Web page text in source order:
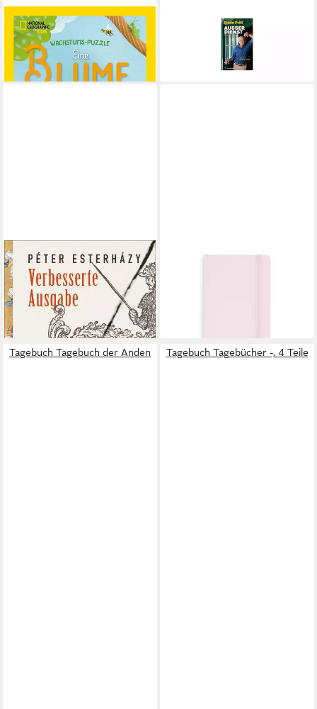
Eine Blume wächst / diverse
9,95 €
lieferbar - in 2-3 Werktagen bei dir
Tagebuch Außer Dienst
lieferbar - in 9-11 Werktagen bei
Tagebuch Verbesserte
Ausgabe
26,00 €
lieferbar in 2 Wochen
Tagebuch Notizbuch A6
Tagebuch Tagebuch der Anden Tagebuch Tagebücher -, 4 Teile